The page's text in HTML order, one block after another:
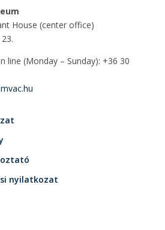
House (center office)
line (Monday – Sunday): +36 30
nyilatkozat